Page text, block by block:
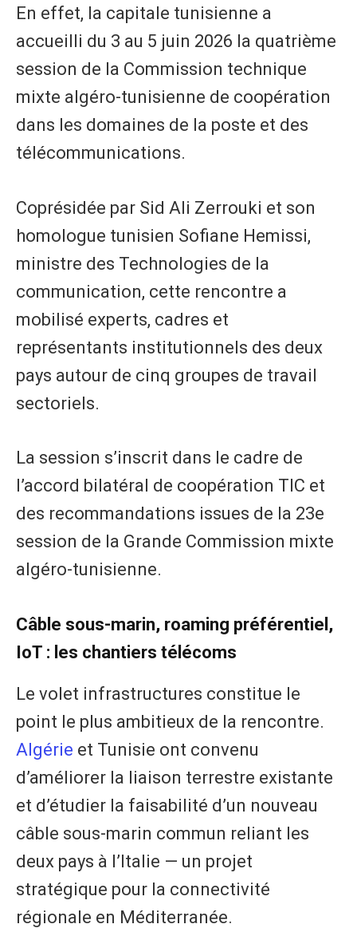
En effet, la capitale tunisienne a
accueilli du 3 au 5 juin 2026 la quatrième
session de la Commission technique
mixte algéro-tunisienne de coopération
dans les domaines de la poste et des
télécommunications.
Coprésidée par Sid Ali Zerrouki et son
homologue tunisien Sofiane Hemissi,
ministre des Technologies de la
communication, cette rencontre a
mobilisé experts, cadres et
représentants institutionnels des deux
pays autour de cinq groupes de travail
sectoriels.
La session s’inscrit dans le cadre de
l’accord bilatéral de coopération TIC et
des recommandations issues de la 23e
session de la Grande Commission mixte
algéro-tunisienne.
Câble sous-marin, roaming préférentiel,
IoT : les chantiers télécoms
Le volet infrastructures constitue le
point le plus ambitieux de la rencontre.
Algérie et Tunisie ont convenu
d’améliorer la liaison terrestre existante
et d’étudier la faisabilité d’un nouveau
câble sous-marin commun reliant les
deux pays à l’Italie — un projet
stratégique pour la connectivité
régionale en Méditerranée.